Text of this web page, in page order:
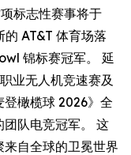
标志性赛事将于
的 AT&T 体育场落
锦标赛冠军。 延
业无人机竞速赛及
橄榄球 2026》全
队电竞冠军。 这
自全球的卫冕世界